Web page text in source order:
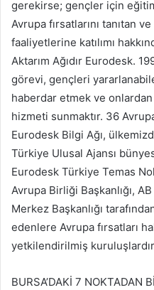
gerekirse; gençler için
Avrupa fırsatlarını tanıtan
faaliyetlerine katılımı
Aktarım Ağıdır Eurodesk.
görevi, gençleri
haberdar etmek ve
hizmeti sunmaktır. 36
Eurodesk Bilgi Ağı,
Türkiye Ulusal Ajansı
Eurodesk Türkiye Temas
Avrupa Birliği Başkanlığı,
Merkez Başkanlığı
edenlere Avrupa fırsatları
yetkilendirilmiş
BURSA’DAKİ 7 NOKTADAN